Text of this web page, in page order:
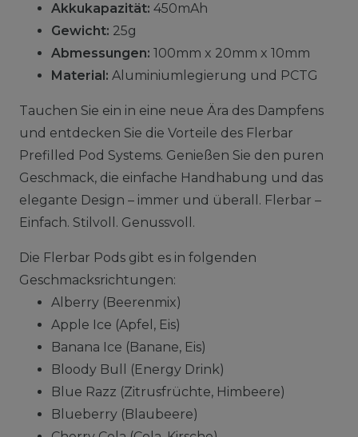
Akkukapazität: 450mAh
Gewicht: 25g
Abmessungen: 100mm x 20mm x 10mm
Material: Aluminiumlegierung und PCTG
Tauchen Sie ein in eine neue Ära des Dampfens
und entdecken Sie die Vorteile des Flerbar
Prefilled Pod Systems. Genießen Sie den puren
Geschmack, die einfache Handhabung und das
elegante Design – immer und überall. Flerbar –
Einfach. Stilvoll. Genussvoll.
Die Flerbar Pods gibt es in folgenden
Geschmacksrichtungen:
Alberry (Beerenmix)
Apple Ice (Apfel, Eis)
Banana Ice (Banane, Eis)
Bloody Bull (Energy Drink)
Blue Razz (Zitrusfrüchte, Himbeere)
Blueberry (Blaubeere)